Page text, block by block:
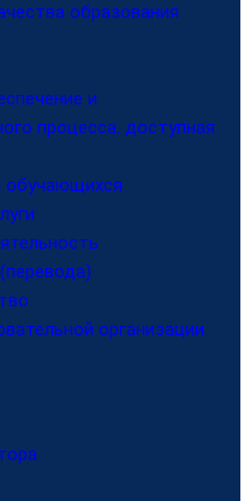
образования
и
процесса. доступная
обучающихся
организации